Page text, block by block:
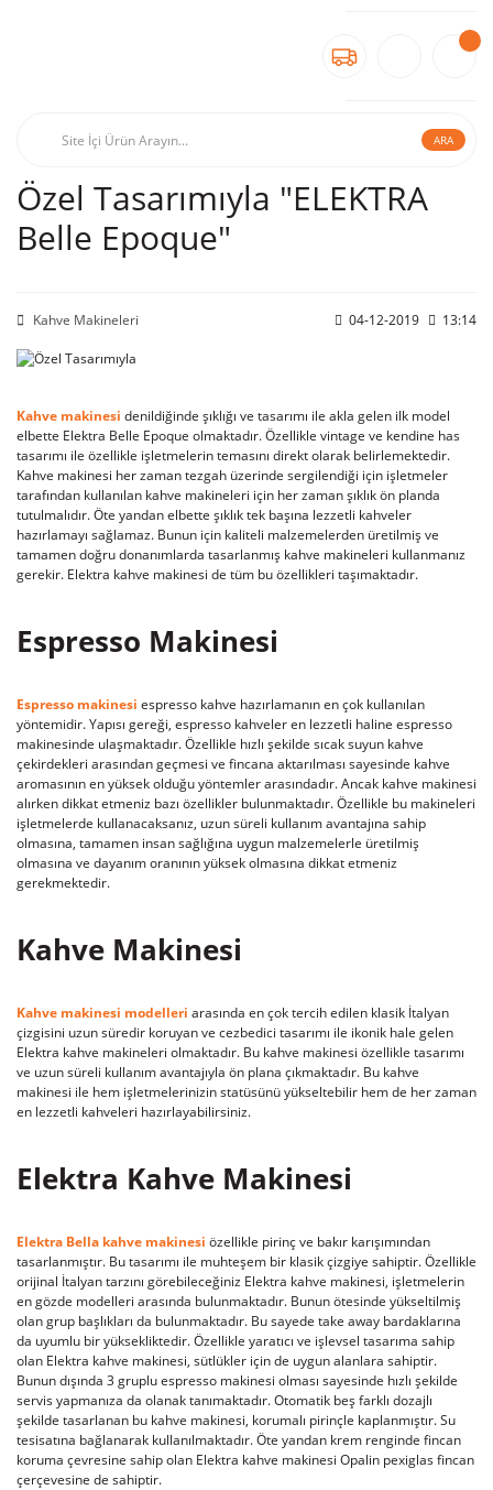
ARA
Özel Tasarımıyla "ELEKTRA
Belle Epoque"
Kahve Makineleri 04-12-2019 13:14
Kahve makinesi denildiğinde şıklığı ve tasarımı ile akla gelen ilk model
elbette Elektra Belle Epoque olmaktadır. Özellikle vintage ve kendine has
tasarımı ile özellikle işletmelerin temasını direkt olarak belirlemektedir.
Kahve makinesi her zaman tezgah üzerinde sergilendiği için işletmeler
tarafından kullanılan kahve makineleri için her zaman şıklık ön planda
tutulmalıdır. Öte yandan elbette şıklık tek başına lezzetli kahveler
hazırlamayı sağlamaz. Bunun için kaliteli malzemelerden üretilmiş ve
tamamen doğru donanımlarda tasarlanmış kahve makineleri kullanmanız
gerekir. Elektra kahve makinesi de tüm bu özellikleri taşımaktadır.
Espresso Makinesi
Espresso makinesi espresso kahve hazırlamanın en çok kullanılan
yöntemidir. Yapısı gereği, espresso kahveler en lezzetli haline espresso
makinesinde ulaşmaktadır. Özellikle hızlı şekilde sıcak suyun kahve
çekirdekleri arasından geçmesi ve fincana aktarılması sayesinde kahve
aromasının en yüksek olduğu yöntemler arasındadır. Ancak kahve makinesi
alırken dikkat etmeniz bazı özellikler bulunmaktadır. Özellikle bu makineleri
işletmelerde kullanacaksanız, uzun süreli kullanım avantajına sahip
olmasına, tamamen insan sağlığına uygun malzemelerle üretilmiş
olmasına ve dayanım oranının yüksek olmasına dikkat etmeniz
gerekmektedir.
Kahve Makinesi
Kahve makinesi modelleri arasında en çok tercih edilen klasik İtalyan
çizgisini uzun süredir koruyan ve cezbedici tasarımı ile ikonik hale gelen
Elektra kahve makineleri olmaktadır. Bu kahve makinesi özellikle tasarımı
ve uzun süreli kullanım avantajıyla ön plana çıkmaktadır. Bu kahve
makinesi ile hem işletmelerinizin statüsünü yükseltebilir hem de her zaman
en lezzetli kahveleri hazırlayabilirsiniz.
Elektra Kahve Makinesi
Elektra Bella kahve makinesi özellikle pirinç ve bakır karışımından
tasarlanmıştır. Bu tasarımı ile muhteşem bir klasik çizgiye sahiptir. Özellikle
orijinal İtalyan tarzını görebileceğiniz Elektra kahve makinesi, işletmelerin
en gözde modelleri arasında bulunmaktadır. Bunun ötesinde yükseltilmiş
olan grup başlıkları da bulunmaktadır. Bu sayede take away bardaklarına
da uyumlu bir yüksekliktedir. Özellikle yaratıcı ve işlevsel tasarıma sahip
olan Elektra kahve makinesi, sütlükler için de uygun alanlara sahiptir.
Bunun dışında 3 gruplu espresso makinesi olması sayesinde hızlı şekilde
servis yapmanıza da olanak tanımaktadır. Otomatik beş farklı dozajlı
şekilde tasarlanan bu kahve makinesi, korumalı pirinçle kaplanmıştır. Su
tesisatına bağlanarak kullanılmaktadır. Öte yandan krem renginde fincan
koruma çevresine sahip olan Elektra kahve makinesi Opalin pexiglas fincan
çerçevesine de sahiptir.